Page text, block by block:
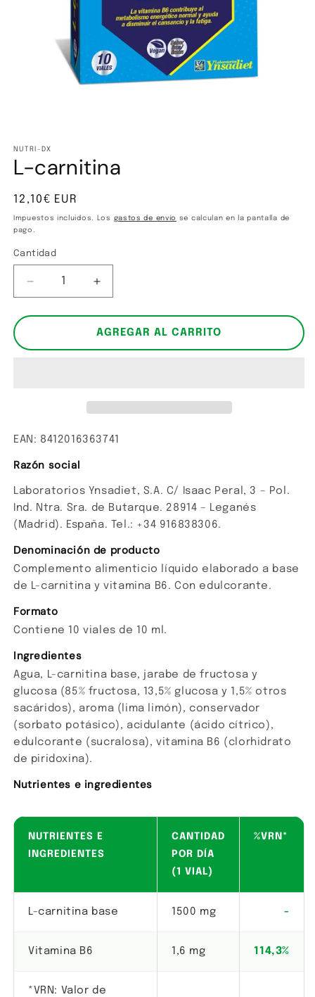
multimedia
1
en
ventana
modal
NUTRI-DX
L-carnitina
Precio
habitual
12,10€ EUR
Impuestos incluidos. Los gastos de envío se calculan en la pantalla de
pago.
Cantidad
Cantidad
Reducir
cantidad
para
carnitina
Aumentar
cantidad
para
L-
carnitina
AGREGAR AL CARRITO
EAN: 8412016363741
Razón social
Laboratorios Ynsadiet, S.A. C/ Isaac Peral, 3 – Pol.
Ind. Ntra. Sra. de Butarque. 28914 – Leganés
(Madrid). España. Tel.: +34 916838306.
Denominación de producto
Complemento alimenticio líquido elaborado a base
de L-carnitina y vitamina B6. Con edulcorante.
Formato
Contiene 10 viales de 10 ml.
Ingredientes
Agua, L-carnitina base, jarabe de fructosa y
glucosa (85% fructosa, 13,5% glucosa y 1,5% otros
sacáridos), aroma (lima limón), conservador
(sorbato potásico), acidulante (ácido cítrico),
edulcorante (sucralosa), vitamina B6 (clorhidrato
de piridoxina).
Nutrientes e ingredientes
NUTRIENTES E
INGREDIENTES
CANTIDAD
POR DÍA
(1 VIAL)
%VRN*
L-carnitina base 1500 mg -
Vitamina B6 1,6 mg 114,3%
*VRN: Valor de